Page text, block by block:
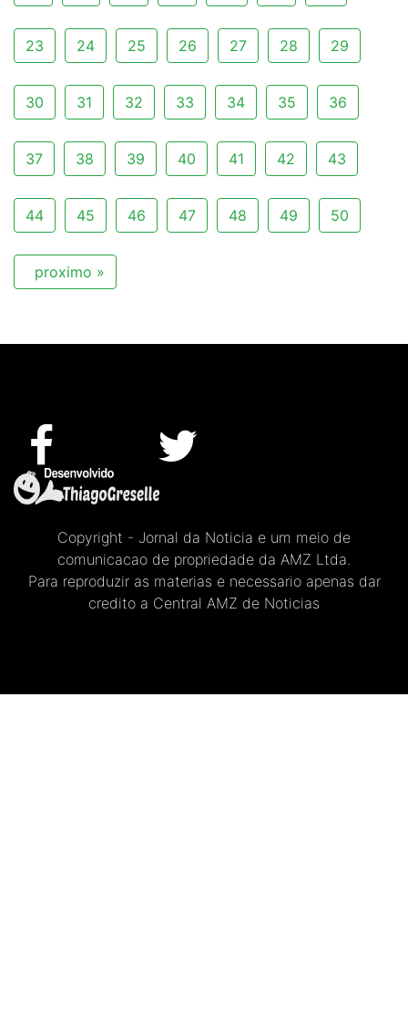
23 24 25 26 27 28 29
30 31 32 33 34 35 36
37 38 39 40 41 42 43
44 45 46 47 48 49 50
proximo »
Copyright - Jornal da Noticia e um meio de
comunicacao de propriedade da AMZ Ltda.
Para reproduzir as materias e necessario apenas dar
credito a Central AMZ de Noticias